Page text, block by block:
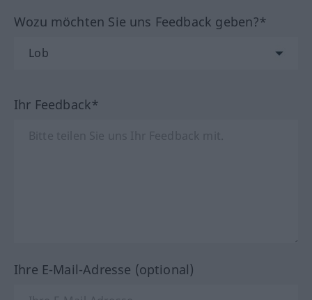
Wozu möchten Sie uns Feedback geben?*
Ihr Feedback*
Ihre E-Mail-Adresse (optional)